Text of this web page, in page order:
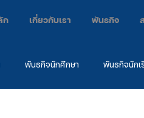
ก เกี่ยวกับเรา พันธกิจ
พันธกิจนักศึกษา พันธกิจนักเ